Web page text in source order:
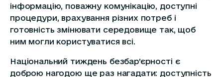
інформацію, поважну комунікацію, доступні
процедури, врахування різних потреб і
готовність змінювати середовище так, щоб
ним могли користуватися всі.
Національний тиждень безбар’єрності є
доброю нагодою ще раз нагадати: доступність